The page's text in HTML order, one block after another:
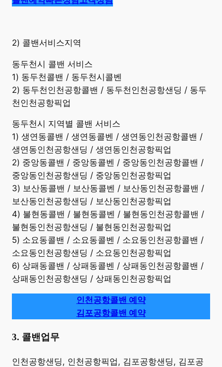
2) 콜밴서비스지역
동두천시 콜밴 서비스
1) 동두천콜밴 / 동두천시콜벤
2) 동두천인천공항콜밴 / 동두천인천공항샌딩 / 동두
천인천공항픽업
동두천시 지역별 콜밴 서비스
1) 생연동콜밴 / 생연동콜벤 / 생연동인천공항콜밴 /
생연동인천공항샌딩 / 생연동인천공항픽업
2) 중앙동콜밴 / 중앙동콜벤 / 중앙동인천공항콜밴 /
중앙동인천공항샌딩 / 중앙동인천공항픽업
3) 보산동콜밴 / 보산동콜벤 / 보산동인천공항콜밴 /
보산동인천공항샌딩 / 보산동인천공항픽업
4) 불현동콜밴 / 불현동콜벤 / 불현동인천공항콜밴 /
불현동인천공항샌딩 / 불현동인천공항픽업
5) 소요동콜밴 / 소요동콜벤 / 소요동인천공항콜밴 /
소요동인천공항샌딩 / 소요동인천공항픽업
6) 상패동콜밴 / 상패동콜벤 / 상패동인천공항콜밴 /
상패동인천공항샌딩 / 상패동인천공항픽업
인천공항콜밴 예약
김포공항콜밴 예약
3. 콜밴업무
​인천공항샌딩, 인천공항픽업, 김포공항샌딩, 김포공